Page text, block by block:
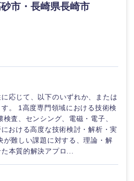
佐賀県
市・長崎県長崎市
応じて、以下のいずれか、または
。 1高度専門領域における技術検
査、センシング、電磁・電子、
おける高度な技術検討・解析・実
が難しい課題に対する、理論・解
本質的解決アプロ...